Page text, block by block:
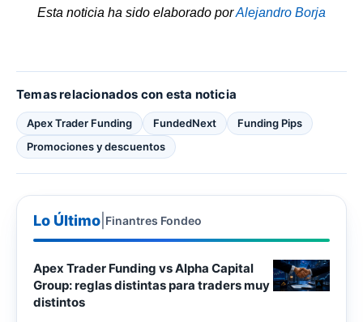
Esta noticia ha sido elaborado porAlejandro Borja
Temas relacionados con esta noticia
Apex Trader Funding FundedNext
Funding Pips
Promociones y descuentos
Lo Último Finantres Fondeo
Apex Trader Funding vs Alpha Capital
Group: reglas distintas para traders muy
distintos